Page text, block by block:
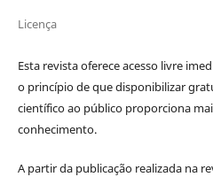
Licença
Esta revista oferece acesso livre
o princípio de que disponibilizar
científico ao público proporciona
conhecimento.
A partir da publicação realizada na